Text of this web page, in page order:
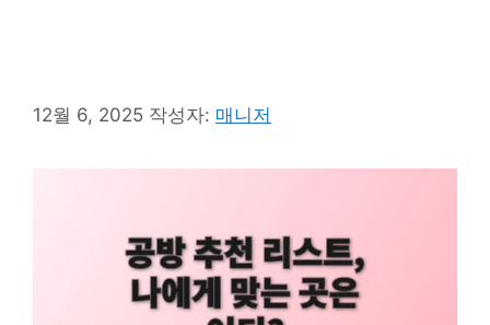
12월 6, 2025 작성자: 매니저